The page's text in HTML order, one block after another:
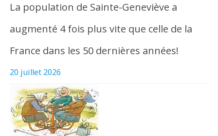
La population de Sainte-Geneviève a
augmenté 4 fois plus vite que celle de la
France dans les 50 dernières années!
20 juillet 2026